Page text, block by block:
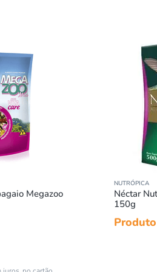
Megazoo
NUTRÓPICA
Néctar
150g